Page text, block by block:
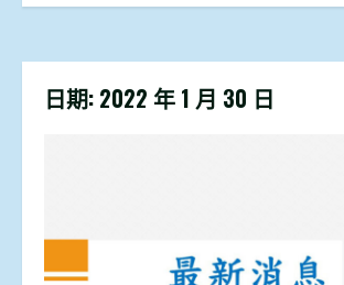
日期: 2022 年 1 月 30 日